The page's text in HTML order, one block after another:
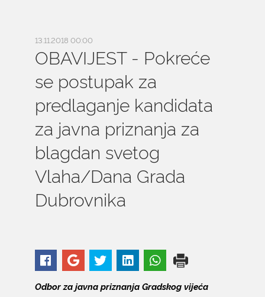
13.11.2018 00:00
OBAVIJEST - Pokreće
se postupak za
predlaganje kandidata
za javna priznanja za
blagdan svetog
Vlaha/Dana Grada
Dubrovnika
Odbor za javna priznanja Gradskog vijeća